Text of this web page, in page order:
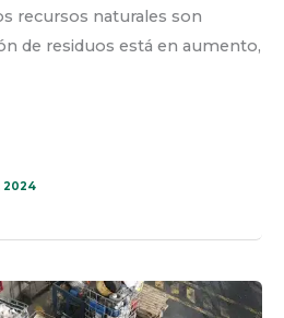
recursos naturales son
de residuos está en aumento,
2024